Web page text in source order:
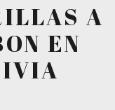
A
EN